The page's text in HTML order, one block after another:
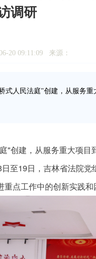
调研
20 09:11:09 来源：
人民法庭"创建，从服务重
建，从服务重大项目
至19日，吉林省法院党
点工作中的创新实践和